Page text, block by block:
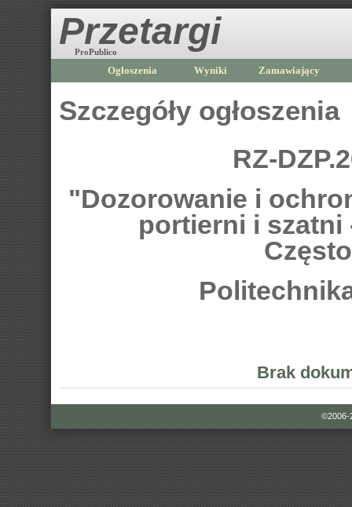
Przetargi
ProPublico
Ogłoszenia Wyniki Zamawiający
Szczegóły ogłoszenia
RZ-
"Dozorowanie i
portierni i
Brak
©2006-